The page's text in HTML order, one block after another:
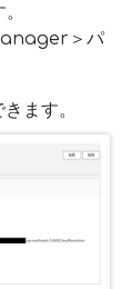
＞パ
ます。